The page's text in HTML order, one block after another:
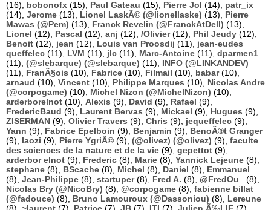
(16), bobonofx (15), Paul Gateau (15), Pierre Jol (14), patr_ix
(14), Jerome (13), Lionel LaskÃ© (@lionellaske) (13), Pierre
Mawas (@Pem) (13), Franck Revelin (@FranckAtDell) (13),
Lionel (12), Pascal (12), anj (12), /Olivier(12), Phil Jeudy (12),
Benoit (12), jean (12), Louis van Proosdij (11), jean-eudes
queffelec (11), LVM (11), jlc (11), Marc-Antoine (11), dparmen1
(11), (@slebarque) (@slebarque) (11), INFO (@LINKANDEV)
(11), FranÃ§ois (10), Fabrice (10), Filmail (10), babar(10),
arnaud (10), Vincent (10), Philippe Marques (10), Nicolas Andre
(@corpogame) (10), Michel Nizon (@MichelNizon) (10),
arderborelnot (10), Alexis (9), David (9), Rafael (9),
FredericBaud (9), Laurent Bervas (9), Mickael (9), Hugues (9),
ZISERMAN (9), Olivier Travers (9), Chris (9), jequeffelec (9),
Yann (9), Fabrice Epelboin (9), Benjamin (9), BenoÃ®t Granger
(9), laozi (9), Pierre YgriÃ© (9), (@olivez) (@olivez) (9), faculte
des sciences de la nature et de la vie (9), gepettot (9),
arderbor elnot (9), Frederic (8), Marie (8), Yannick Lejeune (8),
stephane (8), BScache (8), Michel (8), Daniel (8), Emmanuel
(8), Jean-Philippe (8), startuper(8), Fred A. (8), @FredOu_
(8),
Nicolas Bry (@NicoBry) (8), @corpogame (8), fabienne billat
(@fadouce) (8), Bruno Lamouroux (@Dassoniou) (8), Lereune